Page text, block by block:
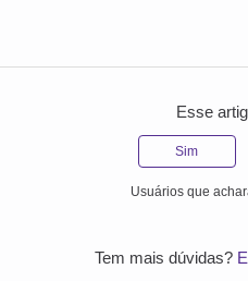
Esse
Sim
Usuários que
Tem mais dúvidas?